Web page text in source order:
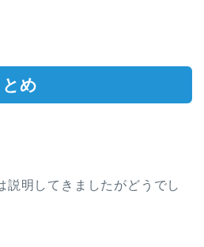
め
説明してきましたがどうでし